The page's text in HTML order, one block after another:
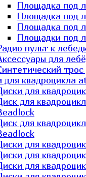
Площадка под
Площадка под
Площадка под
Площадки под
пульт к
для
для квадроцикла
для
для
для
для
для
для